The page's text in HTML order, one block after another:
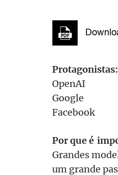
Protagonistas:
OpenAI
Google
Facebook
Por que é
Grandes
um grande